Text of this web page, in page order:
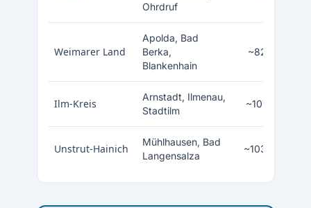
Ohrdruf
Weimarer Land
Apolda, Bad
Berka,
Blankenhain
~82.000
Ilm-Kreis
Arnstadt, Ilmenau,
Stadtilm
~107.000
Unstrut-Hainich
Mühlhausen, Bad
Langensalza
~103.000